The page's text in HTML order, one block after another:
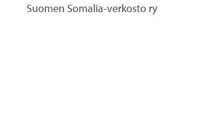
Suomen Somalia-verkosto ry